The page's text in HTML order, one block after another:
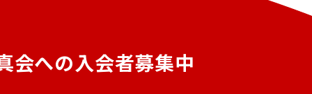
会への入会者募集中